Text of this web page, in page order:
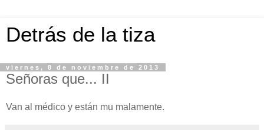
Detrás de la tiza
viernes, 8 de noviembre de 2013
Señoras que... II
Van al médico y están mu malamente.